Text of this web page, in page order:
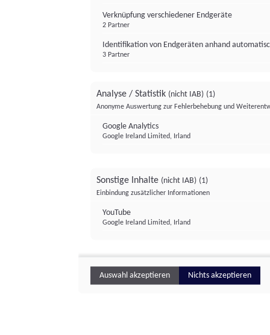
Verknüpfung verschiedener Endgeräte
2 Partner
Identifikation von Endgeräten anhand
3 Partner
Analyse / Statistik (nicht IAB) (1)
Anonyme Auswertung zur Fehlerbehebung und
Google Analytics
Google Ireland Limited, Irland
Sonstige Inhalte (nicht IAB) (1)
Einbindung zusätzlicher Informationen
YouTube
Google Ireland Limited, Irland
Auswahl akzeptieren Nichts akzeptieren